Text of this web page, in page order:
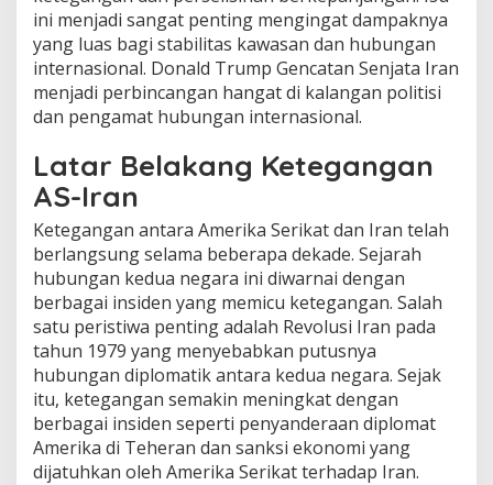
ini menjadi sangat penting mengingat dampaknya
yang luas bagi stabilitas kawasan dan hubungan
internasional. Donald Trump Gencatan Senjata Iran
menjadi perbincangan hangat di kalangan politisi
dan pengamat hubungan internasional.
Latar Belakang Ketegangan
AS-Iran
Ketegangan antara Amerika Serikat dan Iran telah
berlangsung selama beberapa dekade. Sejarah
hubungan kedua negara ini diwarnai dengan
berbagai insiden yang memicu ketegangan. Salah
satu peristiwa penting adalah Revolusi Iran pada
tahun 1979 yang menyebabkan putusnya
hubungan diplomatik antara kedua negara. Sejak
itu, ketegangan semakin meningkat dengan
berbagai insiden seperti penyanderaan diplomat
Amerika di Teheran dan sanksi ekonomi yang
dijatuhkan oleh Amerika Serikat terhadap Iran.